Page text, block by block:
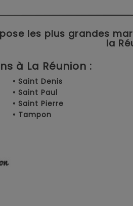
les plus grandes
la
à La Réunion :
• Saint Denis
• Saint Paul
• Saint Pierre
• Tampon